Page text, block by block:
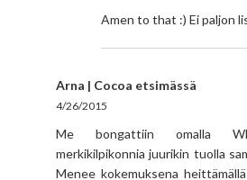
Amen to that :) Ei paljon
Arna | Cocoa etsimässä
4/26/2015
Me bongattiin omalla
merkikilpikonnia juurikin tuolla
Menee kokemuksena